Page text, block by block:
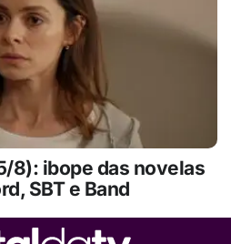
8): ibope das novelas
SBT e Band